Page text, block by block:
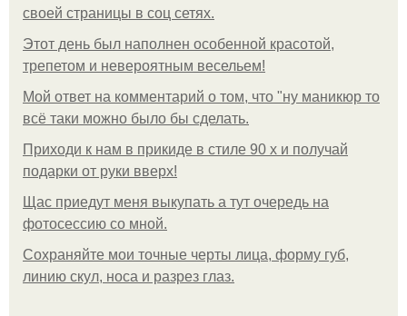
своей страницы в соц сетях.
Этот день был наполнен особенной красотой,
трепетом и невероятным весельем!
Мой ответ на комментарий о том, что "ну маникюр то
всё таки можно было бы сделать.
Приходи к нам в прикиде в стиле 90 х и получай
подарки от руки вверх!
Щас приедут меня выкупать а тут очередь на
фотосессию со мной.
Сохраняйте мои точные черты лица, форму губ,
линию скул, носа и разрез глаз.